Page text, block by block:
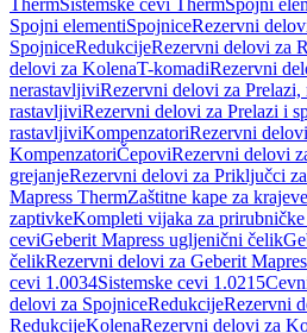
ThermSistemske cevi ThermSpojni
Spojni elementiSpojniceRezervni
SpojniceRedukcijeRezervni delovi za
delovi za KolenaT-komadiRezervni
nerastavljiviRezervni delovi za Prelazi,
rastavljiviRezervni delovi za Prelazi i
rastavljiviKompenzatoriRezervni
KompenzatoriČepoviRezervni delovi
grejanjeRezervni delovi za Priključci
Mapress ThermZaštitne kape za
zaptivkeKompleti vijaka za prirubničke
ceviGeberit Mapress ugljenični čelik
čelikRezervni delovi za Geberit
cevi 1.0034Sistemske cevi 1.0215
delovi za SpojniceRedukcijeRezervni
RedukcijeKolenaRezervni delovi za